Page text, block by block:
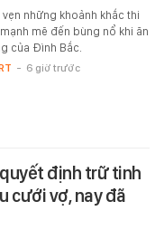
vẹn những khoảnh khắc thi
mẽ đến bùng nổ khi ăn
của Đình Bắc.
- 6 giờ trước
định trữ tinh
cưới vợ, nay đã